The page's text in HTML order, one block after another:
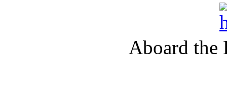
Aboard the